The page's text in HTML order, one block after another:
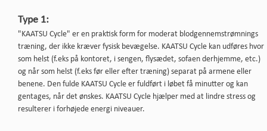
Type 1:
"KAATSU Cycle" er en praktisk form for moderat blodgennemstrømnings
træning, der ikke kræver fysisk bevægelse. KAATSU Cycle kan udføres hvor
som helst (f.eks på kontoret, i sengen, flysædet, sofaen derhjemme, etc.)
og når som helst (f.eks før eller efter træning) separat på armene eller
benene. Den fulde KAATSU Cycle er fuldført i løbet få minutter og kan
gentages, når det ønskes. KAATSU Cycle hjælper med at lindre stress og
resulterer i forhøjede energi niveauer.